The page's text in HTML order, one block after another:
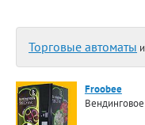
Торговые автоматы и
Froobee
Вендинговое